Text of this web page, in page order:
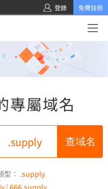
登錄 免費註冊
專屬域名
.supply
型： .supply
| 666.supply